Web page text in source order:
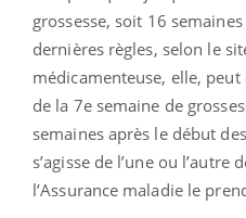
grossesse, soit 16
dernières règles, selon le
médicamenteuse, elle,
de la 7e semaine de
semaines après le début
s’agisse de l’une ou l’autre
l’Assurance maladie le